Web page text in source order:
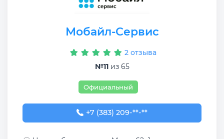
Мобайл-Сервис
2 отзыва
№11из 65
Официальный
+7 (383) 209-28-43
+7 (383) 209-**-**